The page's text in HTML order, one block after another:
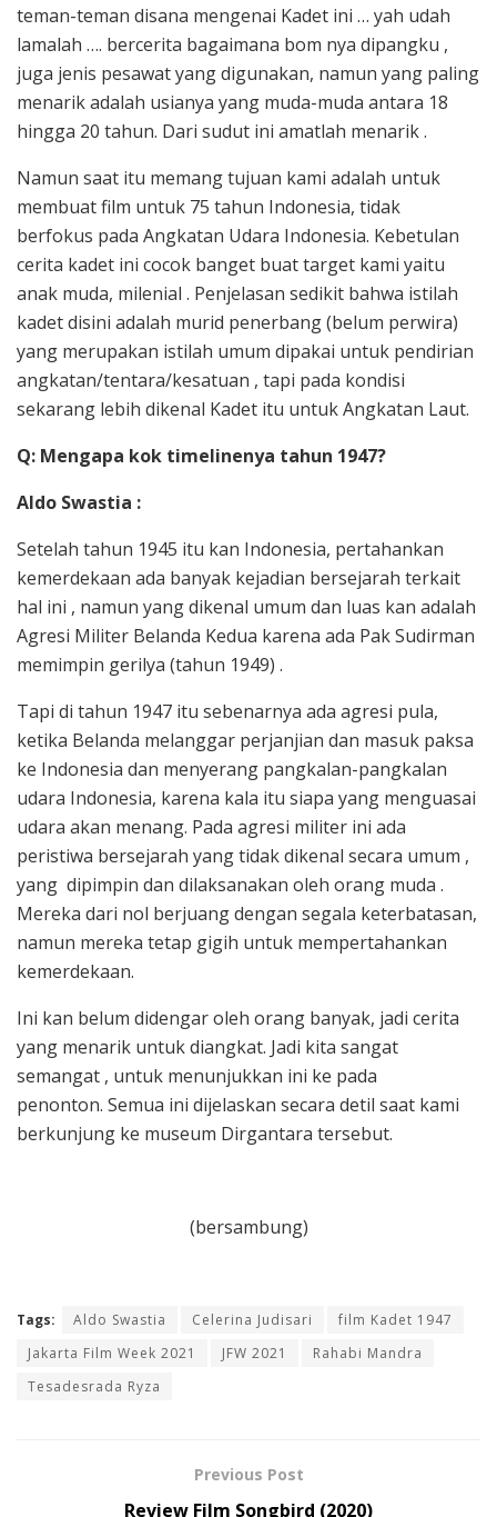
teman-teman disana mengenai Kadet ini … yah udah
lamalah …. bercerita bagaimana bom nya dipangku ,
juga jenis pesawat yang digunakan, namun yang paling
menarik adalah usianya yang muda-muda antara 18
hingga 20 tahun. Dari sudut ini amatlah menarik .
Namun saat itu memang tujuan kami adalah untuk
membuat film untuk 75 tahun Indonesia, tidak
berfokus pada Angkatan Udara Indonesia. Kebetulan
cerita kadet ini cocok banget buat target kami yaitu
anak muda, milenial . Penjelasan sedikit bahwa istilah
kadet disini adalah murid penerbang (belum perwira)
yang merupakan istilah umum dipakai untuk pendirian
angkatan/tentara/kesatuan , tapi pada kondisi
sekarang lebih dikenal Kadet itu untuk Angkatan Laut.
Q: Mengapa kok timelinenya tahun 1947?
Aldo Swastia :
Setelah tahun 1945 itu kan Indonesia, pertahankan
kemerdekaan ada banyak kejadian bersejarah terkait
hal ini , namun yang dikenal umum dan luas kan adalah
Agresi Militer Belanda Kedua karena ada Pak Sudirman
memimpin gerilya (tahun 1949) .
Tapi di tahun 1947 itu sebenarnya ada agresi pula,
ketika Belanda melanggar perjanjian dan masuk paksa
ke Indonesia dan menyerang pangkalan-pangkalan
udara Indonesia, karena kala itu siapa yang menguasai
udara akan menang. Pada agresi militer ini ada
peristiwa bersejarah yang tidak dikenal secara umum ,
yang dipimpin dan dilaksanakan oleh orang muda .
Mereka dari nol berjuang dengan segala keterbatasan,
namun mereka tetap gigih untuk mempertahankan
kemerdekaan.
Ini kan belum didengar oleh orang banyak, jadi cerita
yang menarik untuk diangkat. Jadi kita sangat
semangat , untuk menunjukkan ini ke pada
penonton. Semua ini dijelaskan secara detil saat kami
berkunjung ke museum Dirgantara tersebut.
(bersambung)
Tags: Aldo Swastia Celerina Judisari
film Kadet 1947
Jakarta Film Week 2021
JFW 2021
Rahabi Mandra
Tesadesrada Ryza
Previous Post
Review Film Songbird (2020)